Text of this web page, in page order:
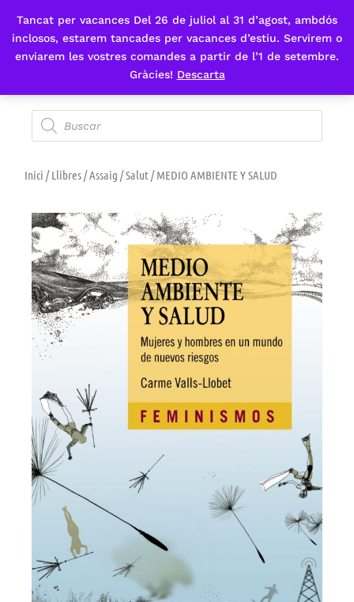
Tancat per vacances Del 26 de juliol al 31 d’agost, ambdós
inclosos, estarem tancades per vacances d’estiu. Servirem o
enviarem les vostres comandes a partir de l’1 de setembre.
Gràcies! Descarta
Fes-te'n sòcia
Inici /Llibres/Assaig /Salut/ MEDIO AMBIENTE Y SALUD